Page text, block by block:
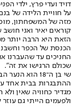
דויד ועדי פרץ, ילדי
על חוויית הלידה של
מזה של המשפחתון,
קוראים יאיר ואני
הזאת היא הרבה יותר
הכנסת של הכפר
החניכים עד שהעברנו
שכולם הרגישו את זה".
שי בן ה־18
ההתבגרות בבית אחד עם
מגדיר כחוויה שאין
ולפעמים הייתי גם עוזר